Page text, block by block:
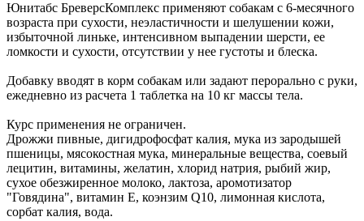
Юнитабс БреверсКомплекс применяют собакам с 6-месячного
возраста при сухости, неэластичности и шелушении кожи,
избыточной линьке, интенсивном выпадении шерсти, ее
ломкости и сухости, отсутствии у нее густоты и блеска.
Добавку вводят в корм собакам или задают перорально с руки,
ежедневно из расчета 1 таблетка на 10 кг массы тела.
Курс применения не ограничен.
Дрожжи пивные, дигидрофосфат калия, мука из зародышей
пшеницы, мясокостная мука, минеральные вещества, соевый
лецитин, витамины, желатин, хлорид натрия, рыбий жир,
сухое обезжиренное молоко, лактоза, аромотизатор
"Говядина", витамин Е, коэнзим Q10, лимонная кислота,
сорбат калия, вода.